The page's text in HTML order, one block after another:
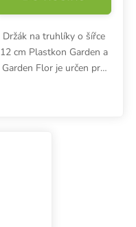
Držák na truhlíky o šířce
12 cm Plastkon Garden a
Garden Flor je určen pro